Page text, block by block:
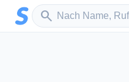
Zum Hauptinhalt springen
search
Sender suchen